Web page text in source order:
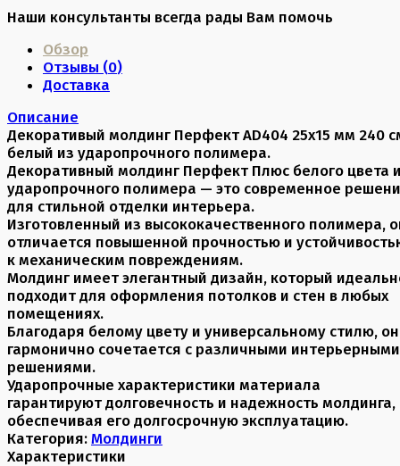
Наши консультанты всегда рады Вам помочь
Обзор
Отзывы (0)
Доставка
Описание
Декоративый молдинг Перфект AD404 25х15 мм 240
белый из ударопрочного полимера.
Декоративный молдинг Перфект Плюс белого цвета
ударопрочного полимера — это современное
для стильной отделки интерьера.
Изготовленный из высококачественного полимера,
отличается повышенной прочностью и
к механическим повреждениям.
Молдинг имеет элегантный дизайн, который
подходит для оформления потолков и стен в любых
помещениях.
Благодаря белому цвету и универсальному стилю, он
гармонично сочетается с различными интерьерными
решениями.
Ударопрочные характеристики материала
гарантируют долговечность и надежность молдинга,
обеспечивая его долгосрочную эксплуатацию.
Категория: Молдинги
Характеристики